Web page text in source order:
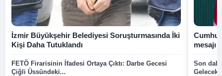
İzmir Büyükşehir Belediyesi Soruşturmasında İki
Kişi Daha Tutuklandı
FETÖ Firarisinin İfadesi Ortaya Çıktı: Darbe Gecesi
Çiğli Üssündeki...
mesajı
Son
Gelecek